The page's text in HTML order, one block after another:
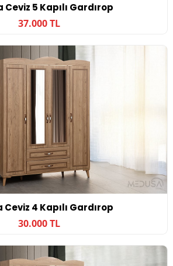
Ceviz 5 Kapılı Gardırop
37.000 TL
Ceviz 4 Kapılı Gardırop
30.000 TL